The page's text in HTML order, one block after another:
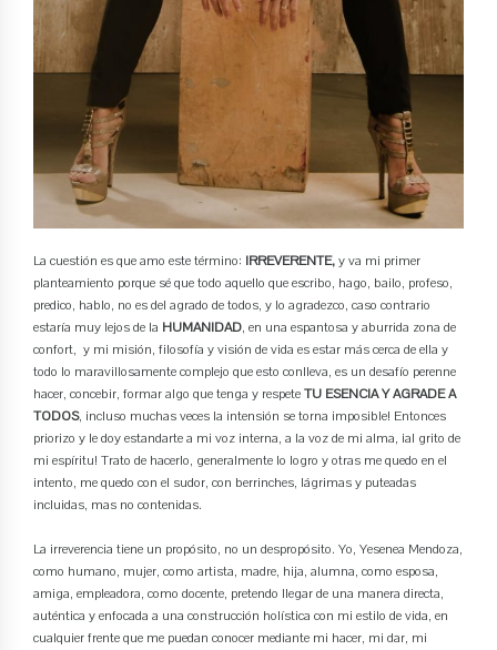
La cuestión es que amo este término: IRREVERENTE,y va mi primer
planteamiento porque sé que todo aquello que escribo, hago, bailo, profeso,
predico, hablo, no es del agrado de todos, y lo agradezco, caso contrario
estaría muy lejos de la HUMANIDAD, en una espantosa y aburrida zona de
confort, y mi misión, filosofía y visión de vida es estar más cerca de ella y
todo lo maravillosamente complejo que esto conlleva, es un desafío perenne
hacer, concebir, formar algo que tenga y respeteTU ESENCIA Y AGRADE A
TODOS, incluso muchas veces la intensión se torna imposible! Entonces
priorizo y le doy estandarte a mi voz interna, a la voz de mi alma, ¡al grito de
mi espíritu! Trato de hacerlo, generalmente lo logro y otras me quedo en el
intento, me quedo con el sudor, con berrinches, lágrimas y puteadas
incluidas, mas no contenidas.
La irreverencia tiene un propósito, no un despropósito. Yo, Yesenea Mendoza,
como humano, mujer, como artista, madre, hija, alumna, como esposa,
amiga, empleadora, como docente, pretendo llegar de una manera directa,
auténtica y enfocada a una construcción holística con mi estilo de vida, en
cualquier frente que me puedan conocer mediante mi hacer, mi dar, mi